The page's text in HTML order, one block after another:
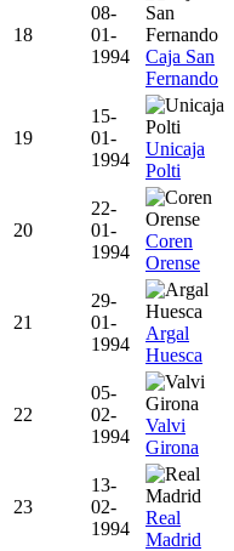
18
08-
01-
1994
Caja San
Fernando
19
15-
01-
1994
Unicaja
Polti
20
22-
01-
1994
Coren
Orense
21
29-
01-
1994
Argal
Huesca
22
05-
02-
1994
Valvi
Girona
23
13-
02-
1994
Real
Madrid